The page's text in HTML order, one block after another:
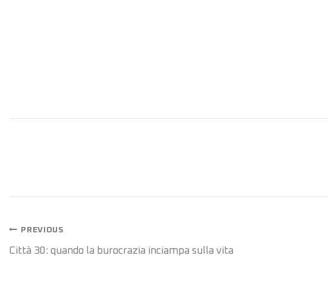
Navigazione
PREVIOUS
Città 30: quando la burocrazia inciampa sulla vita